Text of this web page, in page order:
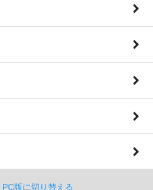
PC版に切り替える